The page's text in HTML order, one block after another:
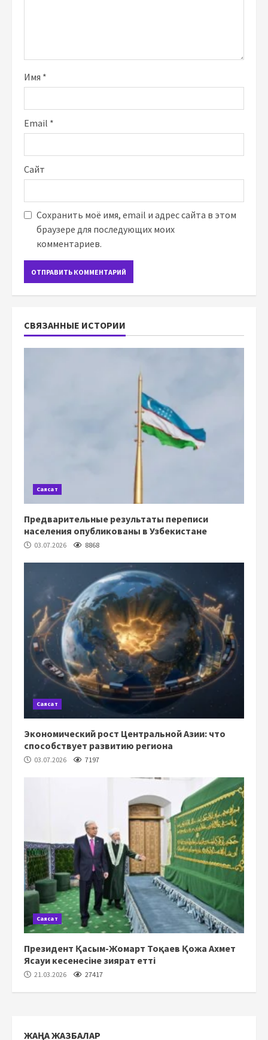
Имя *
Email *
Сайт
Сохранить моё имя, email и адрес сайта в этом
браузере для последующих моих
комментариев.
СВЯЗАННЫЕ ИСТОРИИ
Саясат
Предварительные результаты переписи
населения опубликованы в Узбекистане
03.07.2026 8868
Саясат
Экономический рост Центральной Азии: что
способствует развитию региона
03.07.2026 7197
Саясат
Президент Қасым-Жомарт Тоқаев Қожа Ахмет
Ясауи кесенесіне зиярат етті
21.03.2026 27417
ЖАҢА ЖАЗБАЛАР